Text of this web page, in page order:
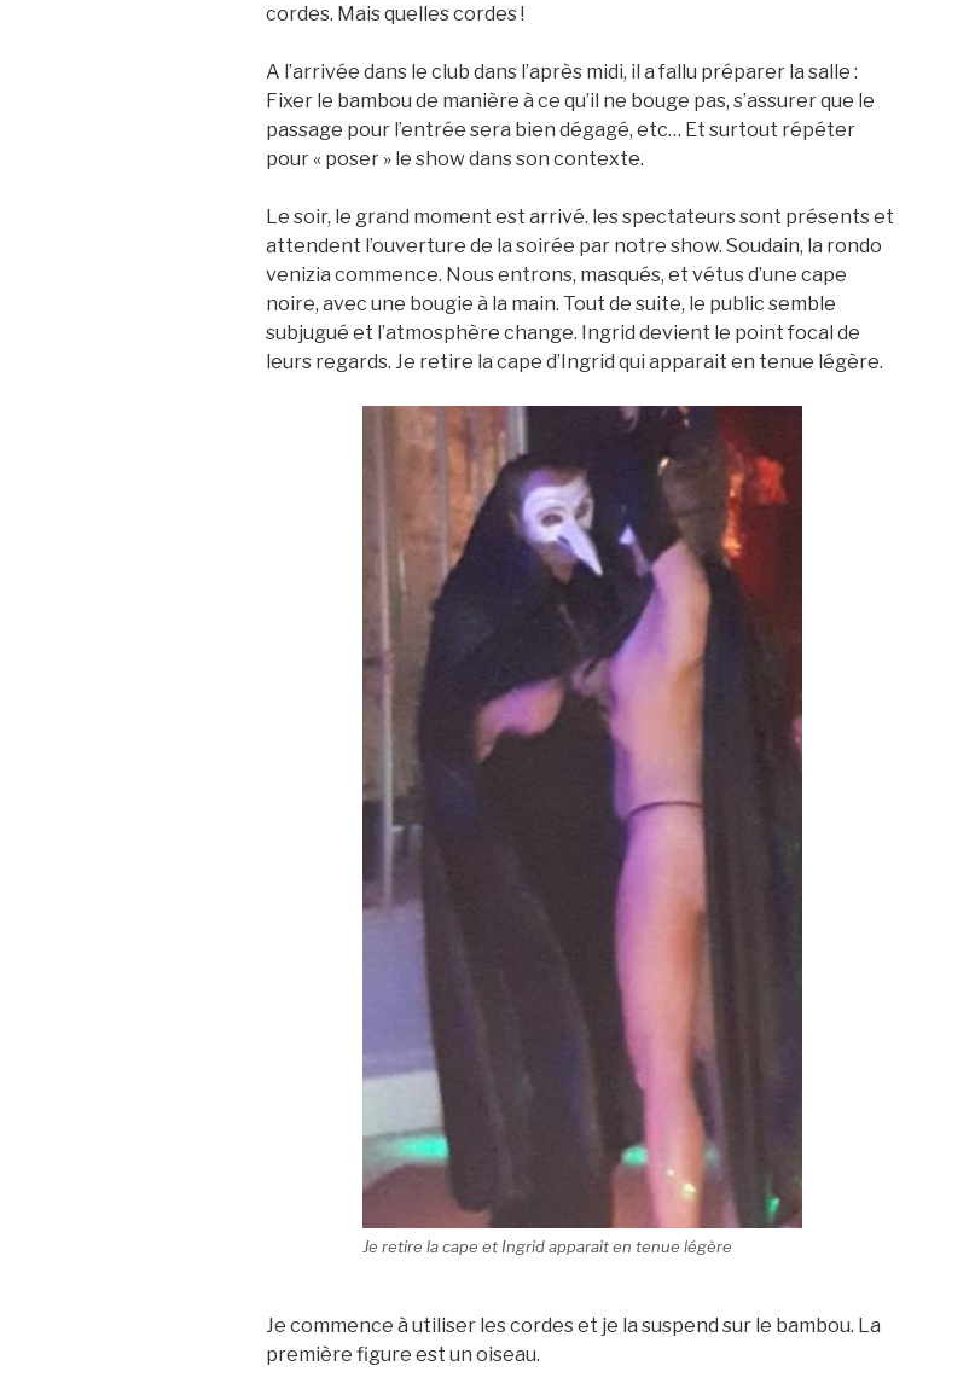
cordes. Mais quelles cordes !
A l’arrivée dans le club dans l’après midi, il a fallu préparer la salle :
Fixer le bambou de manière à ce qu’il ne bouge pas, s’assurer que le
passage pour l’entrée sera bien dégagé, etc… Et surtout répéter
pour « poser » le show dans son contexte.
Le soir, le grand moment est arrivé. les spectateurs sont présents et
attendent l’ouverture de la soirée par notre show. Soudain, la rondo
venizia commence. Nous entrons, masqués, et vétus d’une cape
noire, avec une bougie à la main. Tout de suite, le public semble
subjugué et l’atmosphère change. Ingrid devient le point focal de
leurs regards. Je retire la cape d’Ingrid qui apparait en tenue légère.
Je retire la cape et Ingrid apparait en tenue légère
Je commence à utiliser les cordes et je la suspend sur le bambou. La
première figure est un oiseau.